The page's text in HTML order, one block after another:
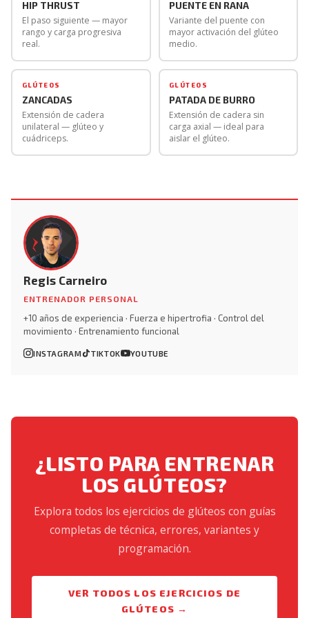
HIP THRUST
El paso siguiente — mayor
rango y carga progresiva
real.
PUENTE EN RANA
Variante del puente con
mayor activación del glúteo
medio.
GLÚTEOS
ZANCADAS
Extensión de cadera
unilateral — glúteo y
cuádriceps.
GLÚTEOS
PATADA DE BURRO
Extensión de cadera sin
carga axial — ideal para
aislar el glúteo.
Regis Carneiro
ENTRENADOR PERSONAL
+10 años de experiencia · Fuerza e hipertrofia · Control del
movimiento · Entrenamiento funcional
INSTAGRAM TIKTOK YOUTUBE
¿LISTO PARA ENTRENAR
LOS GLÚTEOS?
Explora todos los ejercicios de glúteos con guías
completas de técnica, errores, variantes y
programación.
VER TODOS LOS EJERCICIOS DE
GLÚTEOS →